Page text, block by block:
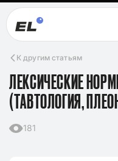
К другим статьям
ЛЕКСИЧЕСКИЕ
(ТАВТОЛОГИЯ,
181